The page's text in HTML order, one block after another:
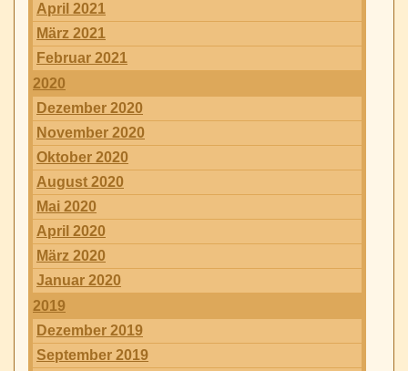
April 2021
März 2021
Februar 2021
2020
Dezember 2020
November 2020
Oktober 2020
August 2020
Mai 2020
April 2020
März 2020
Januar 2020
2019
Dezember 2019
September 2019